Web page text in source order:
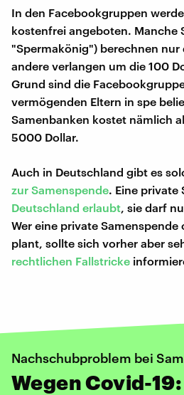
In den Facebookgruppen
kostenfrei angeboten. Manche
"Spermakönig") berechnen nur
andere verlangen um die 100
Grund sind die
vermögenden Eltern in spe
Samenbanken kostet nämlich
5000 Dollar.
Auch in Deutschland gibt es
zur Samenspende. Eine private
Deutschland erlaubt , sie darf
Wer eine private Samenspende
plant, sollte sich vorher aber
rechtlichen Fallstricke
Nachschubproblem bei
Wegen Covid-19: